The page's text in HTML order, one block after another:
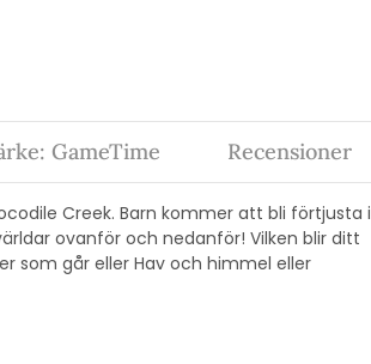
Creek. Barn kommer att bli förtjusta i
ovanför och nedanför! Vilken blir ditt
som går eller Hav och himmel eller
GameTime Recensioner